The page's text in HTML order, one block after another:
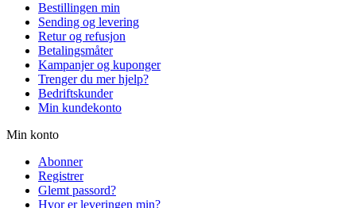
Bestillingen min
Sending og levering
Retur og refusjon
Betalingsmåter
Kampanjer og kuponger
Trenger du mer hjelp?
Bedriftskunder
Min kundekonto
Min konto
Abonner
Registrer
Glemt passord?
Hvor er leveringen min?